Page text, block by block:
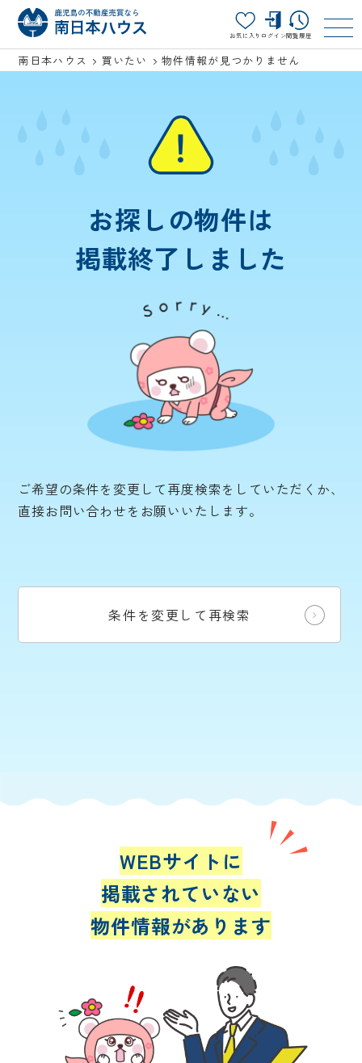
お気に入り ログイン閲覧履歴
南日本ハウス 買いたい 物件情報が見つかりません
お探しの物件は
掲載終了しました
ご希望の条件を変更して再度検索をしていただくか、
直接お問い合わせをお願いいたします。
条件を変更して再検索
WEBサイトに
掲載されていない
物件情報があります